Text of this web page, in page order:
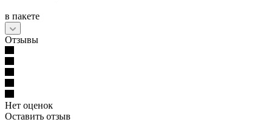
в пакете
Отзывы
Нет оценок
Оставить отзыв